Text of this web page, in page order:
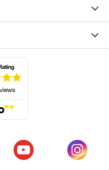
Tab)
in einem neuen Tab)
(öffnet sich in einem
(öffnet